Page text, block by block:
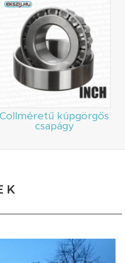
Collméretű kúpgörgős
csapágy